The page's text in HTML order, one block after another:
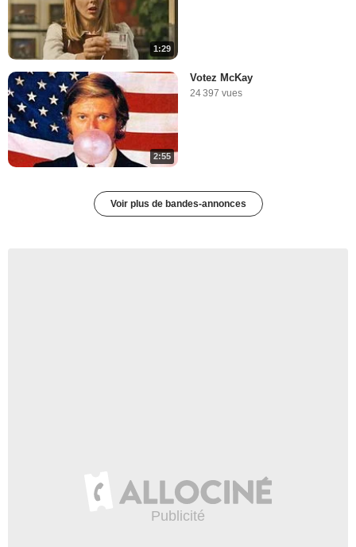
1:29
2:55
Votez McKay
24 397 vues
Voir plus de bandes-annonces